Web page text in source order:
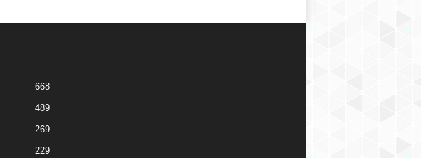
668
489
269
229